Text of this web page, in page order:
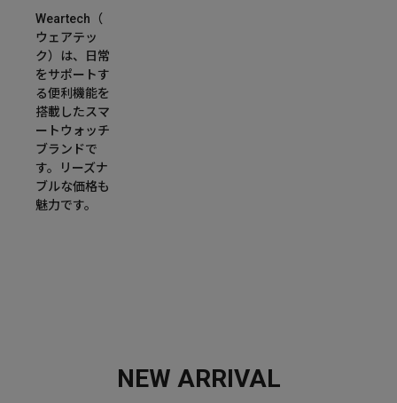
Weartech（
ウェアテッ
ク）は、日常
をサポートす
る便利機能を
搭載したスマ
ートウォッチ
ブランドで
す。リーズナ
ブルな価格も
魅力です。
NEW ARRIVAL